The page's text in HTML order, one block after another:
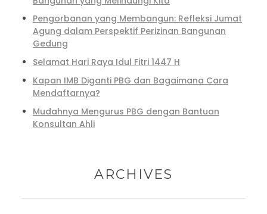
Pengorbanan yang Membangun: Refleksi Jumat
Agung dalam Perspektif Perizinan Bangunan
Gedung
Selamat Hari Raya Idul Fitri 1447 H
Kapan IMB Diganti PBG dan Bagaimana Cara
Mendaftarnya?
Mudahnya Mengurus PBG dengan Bantuan
Konsultan Ahli
ARCHIVES